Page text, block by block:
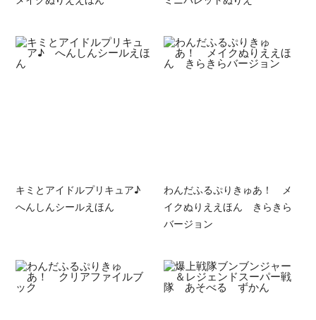
キミとアイドルプリキュア♪
へんしんシールえほん
わんだふるぷりきゅあ！ メ
イクぬりええほん きらきら
バージョン